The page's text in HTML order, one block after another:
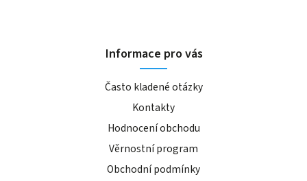
Informace pro vás
Často kladené otázky
Kontakty
Hodnocení obchodu
Věrnostní program
Obchodní podmínky